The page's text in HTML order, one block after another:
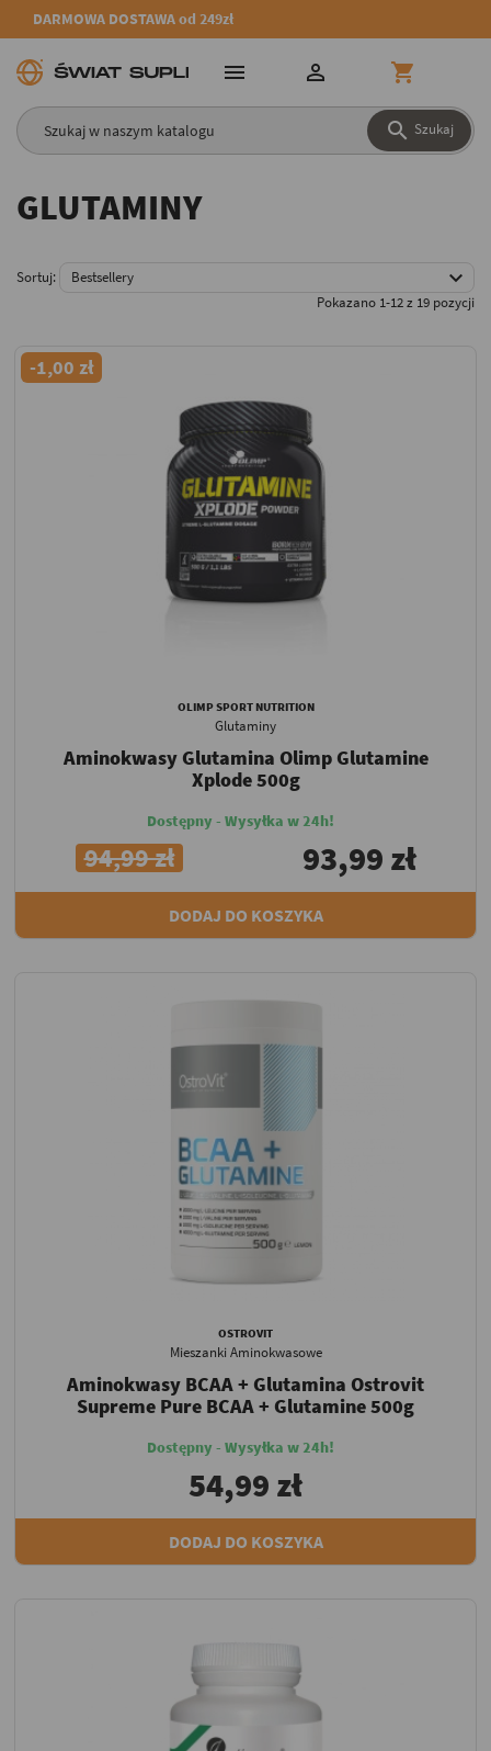
DARMOWA DOSTAWA od 249zł
 Szukaj
  
GLUTAMINY
Sortuj: Bestsellery 
Pokazano 1-12 z 19 pozycji
-1,00 zł
OLIMP SPORT NUTRITION
Glutaminy
Aminokwasy Glutamina Olimp Glutamine
Xplode 500g
Dostępny - Wysyłka w 24h!
94,99 zł 93,99 zł
DODAJ DO KOSZYKA
OSTROVIT
Mieszanki Aminokwasowe
Aminokwasy BCAA + Glutamina Ostrovit
Supreme Pure BCAA + Glutamine 500g
Dostępny - Wysyłka w 24h!
54,99 zł
DODAJ DO KOSZYKA